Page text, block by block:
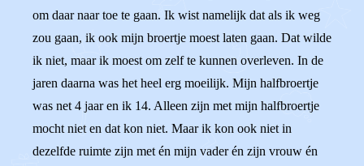
om daar naar toe te gaan. Ik wist namelijk dat als ik weg
zou gaan, ik ook mijn broertje moest laten gaan. Dat wilde
ik niet, maar ik moest om zelf te kunnen overleven. In de
jaren daarna was het heel erg moeilijk. Mijn halfbroertje
was net 4 jaar en ik 14. Alleen zijn met mijn halfbroertje
mocht niet en dat kon niet. Maar ik kon ook niet in
dezelfde ruimte zijn met én mijn vader én zijn vrouw én